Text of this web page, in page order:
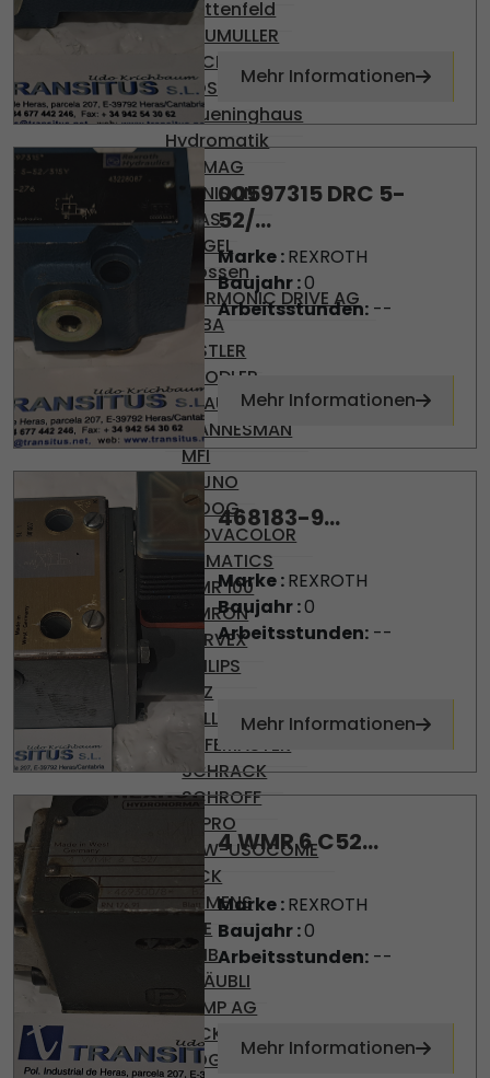
Battenfeld
BAUMULLER
BECKHOFF
BOSCH
Brueninghaus
Hydromatik
DEMAG
DENISON
DIAS
ENGEL
Gossen
HARMONIC DRIVE AG
KEBA
KISTLER
KNODLER
KRAUSS-MAFFEI
MANNESMAN
MFI
MIJNO
MOOG
MOVACOLOR
NUMATICS
OMR 100
OMRON
PARVEX
PHILIPS
PILZ
PULLS
SAFEMASTER
SCHRACK
SCHROFF
SEPRO
SEW-USOCOME
SICK
SIEMENS
SKE
SMB
STÄUBLI
TEMP AG
VICKERS
VOGEL
Mehr Informationen
00597315 DRC 5-
52/...
Marke :REXROTH
Baujahr :0
Arbeitsstunden:--
Mehr Informationen
468183-9...
Marke :REXROTH
Baujahr :0
Arbeitsstunden:--
Mehr Informationen
4 WMR 6 C52...
Marke :REXROTH
Baujahr :0
Arbeitsstunden:--
Mehr Informationen